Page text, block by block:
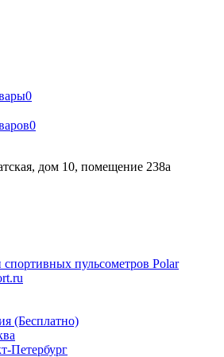
0
0
дом 10, помещение 238а
(Бесплатно)
Петербург